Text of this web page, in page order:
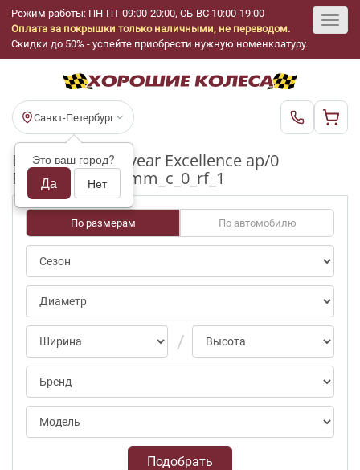
Режим работы: ПН-ПТ 09:00-20:00, СБ-ВС 10:00-19:00
Оплата за покрышки только наличными, не переводом.
Скидки до 50% - успейте приобрести нужную номенклатуру.
Санкт-Петербург
Это ваш город?
Да Нет
Шины бу Goodyear Excellence ap/0
R19_275_40_5-6mm_c_0_rf_1
По размерам По автомобилю
Подобрать